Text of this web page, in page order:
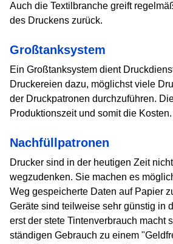
Auch die Textilbranche greift
des Druckens zurück.
Großtanksystem
Ein Großtanksystem dient
Druckereien dazu, möglichst viele
der Druckpatronen durchzuführen.
Produktionszeit und somit die Kosten.
Nachfüllpatronen
Drucker sind in der heutigen Zeit
wegzudenken. Sie machen es
Weg gespeicherte Daten auf Papier
Geräte sind teilweise sehr günstig in
erst der stete Tintenverbrauch macht
ständigen Gebrauch zu einem